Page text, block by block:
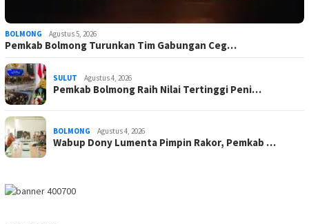
BOLMONG Agustus 5, 2026
Pemkab Bolmong Turunkan Tim Gabungan Ceg…
SULUT Agustus 4, 2026
Pemkab Bolmong Raih Nilai Tertinggi Peni…
BOLMONG Agustus 4, 2026
Wabup Dony Lumenta Pimpin Rakor, Pemkab …